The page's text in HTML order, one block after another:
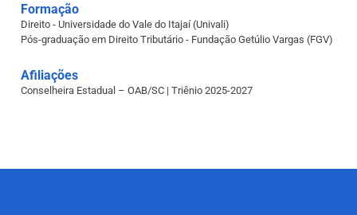
Formação
Direito - Universidade do Vale do Itajaí (Univali)
Pós-graduação em Direito Tributário - Fundação Getúlio Vargas (FGV)
Afiliações
Conselheira Estadual – OAB/SC | Triênio 2025-2027